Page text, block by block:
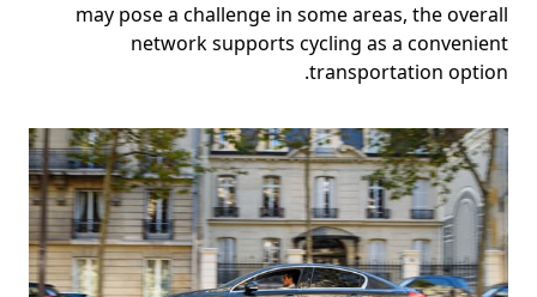
may pose a challenge in some areas, the overall
network supports cycling as a convenient
transportation option.